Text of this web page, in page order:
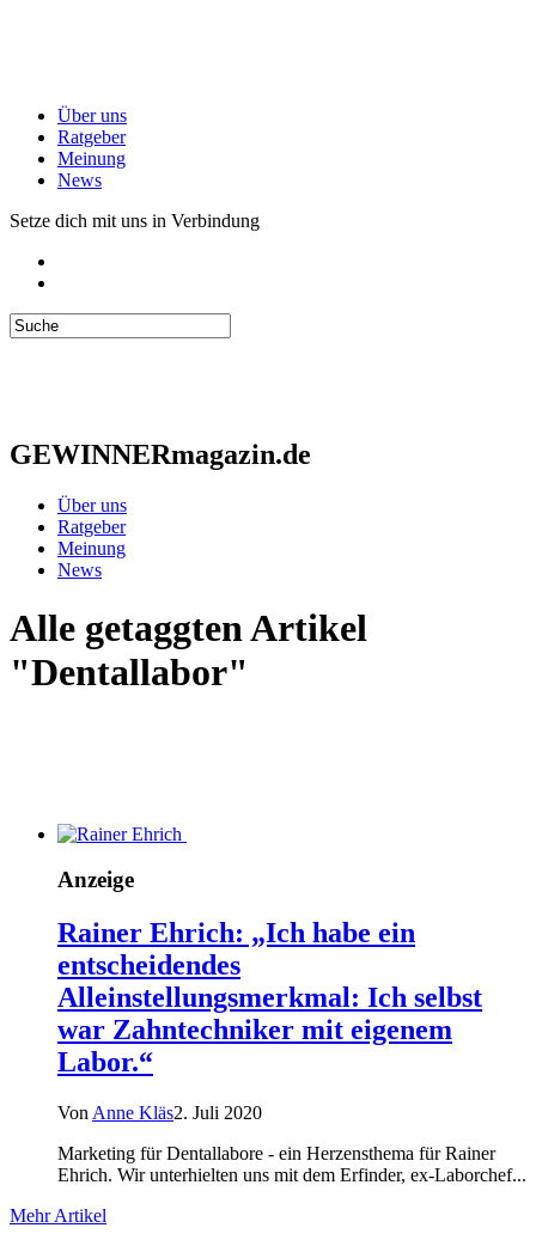
Über uns
Ratgeber
Meinung
News
Setze dich mit uns in Verbindung
GEWINNERmagazin.de
Über uns
Ratgeber
Meinung
News
Alle getaggten Artikel
"Dentallabor"
Anzeige
Rainer Ehrich: „Ich habe ein
entscheidendes
Alleinstellungsmerkmal: Ich selbst
war Zahntechniker mit eigenem
Labor.“
Von Anne Kläs2. Juli 2020
Marketing für Dentallabore - ein Herzensthema für Rainer
Ehrich. Wir unterhielten uns mit dem Erfinder, ex-Laborchef...
Mehr Artikel